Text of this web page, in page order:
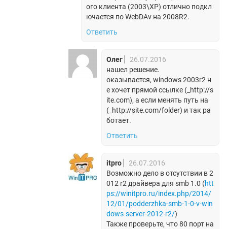
ого клиента (2003\XP) отлично подкл
ючается по WebDAv на 2008R2.
Ответить
Олег
26.07.2016
нашел решение.
оказывается, windows 2003r2 н
е хочет прямой ссылке (_http://s
ite.com), а если менять путь на
(_http://site.com/folder) и так ра
ботает.
Ответить
itpro
26.07.2016
Возможно дело в отсутствии в 2
012 r2 драйвера для smb 1.0 (htt
ps://winitpro.ru/index.php/2014/
12/01/podderzhka-smb-1-0-v-win
dows-server-2012-r2/)
Также проверьте, что 80 порт на